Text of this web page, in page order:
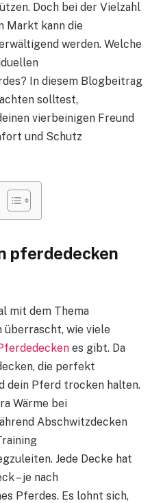
Doch bei der Vielzahl
Markt kann die
werden. Welche
In diesem Blogbeitrag
solltest,
vierbeinigen Freund
und Schutz
pferdedecken
mit dem Thema
überrascht, wie viele
es gibt. Da
die perfekt
dein Pferd trocken halten.
Wärme bei
Abschwitzdecken
Jede Decke hat
– je nach
Pferdes. Es lohnt sich,